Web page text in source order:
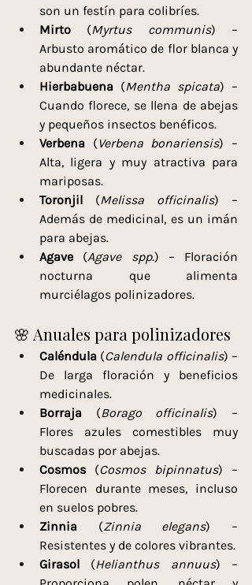
son un festín para colibríes.
Mirto (Myrtus communis) –
Arbusto aromático de flor blanca y
abundante néctar.
Hierbabuena (Mentha spicata) –
Cuando florece, se llena de abejas
y pequeños insectos benéficos.
Verbena (Verbena bonariensis) –
Alta, ligera y muy atractiva para
mariposas.
Toronjil (Melissa officinalis) –
Además de medicinal, es un imán
para abejas.
Agave (Agave spp.) – Floración
nocturna que alimenta
murciélagos polinizadores.
🌸 Anuales para polinizadores
Caléndula (Calendula officinalis) –
De larga floración y beneficios
medicinales.
Borraja (Borago officinalis) –
Flores azules comestibles muy
buscadas por abejas.
Cosmos (Cosmos bipinnatus) –
Florecen durante meses, incluso
en suelos pobres.
Zinnia (Zinnia elegans) –
Resistentes y de colores vibrantes.
Girasol (Helianthus annuus) –